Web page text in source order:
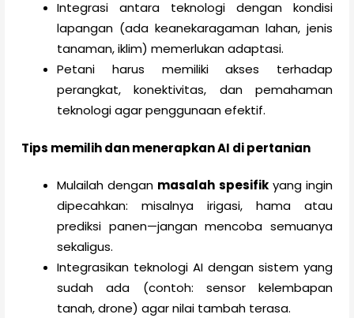
Integrasi antara teknologi dengan kondisi
lapangan (ada keanekaragaman lahan, jenis
tanaman, iklim) memerlukan adaptasi.
Petani harus memiliki akses terhadap
perangkat, konektivitas, dan pemahaman
teknologi agar penggunaan efektif.
Tips memilih dan menerapkan AI di pertanian
Mulailah dengan masalah spesifikyang ingin
dipecahkan: misalnya irigasi, hama atau
prediksi panen—jangan mencoba semuanya
sekaligus.
Integrasikan teknologi AI dengan sistem yang
sudah ada (contoh: sensor kelembapan
tanah, drone) agar nilai tambah terasa.